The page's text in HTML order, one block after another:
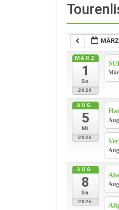
MÄRZ
1
So.
2026
AUG.
5
Mi.
2026
AUG.
8
Sa.
2026